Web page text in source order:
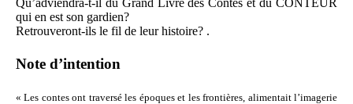
qui en est son gardien?
Retrouveront-ils le fil de leur histoire? .
Note d’intention
« Les contes ont traversé les époques et les frontières, alimentait l’imagerie